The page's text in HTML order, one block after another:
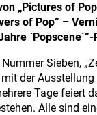
„Pictures of
of Pop“ –
Sieben,
der
Tage feiert
Alle sind